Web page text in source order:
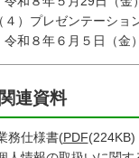
）プレゼンテーショ
８年６月５日（金
関連資料
務仕様書(PDF(224KB)